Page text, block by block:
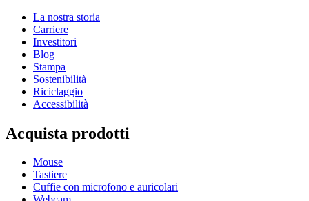
La nostra storia
Carriere
Investitori
Blog
Stampa
Sostenibilità
Riciclaggio
Accessibilità
Acquista prodotti
Mouse
Tastiere
Cuffie con microfono e auricolari